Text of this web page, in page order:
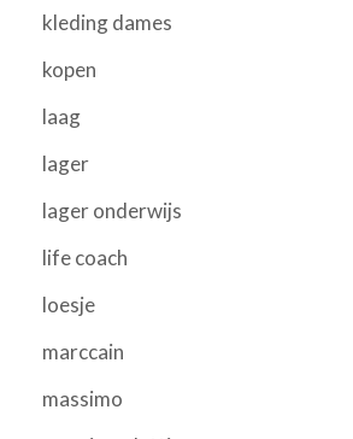
kleding dames
kopen
laag
lager
lager onderwijs
life coach
loesje
marccain
massimo